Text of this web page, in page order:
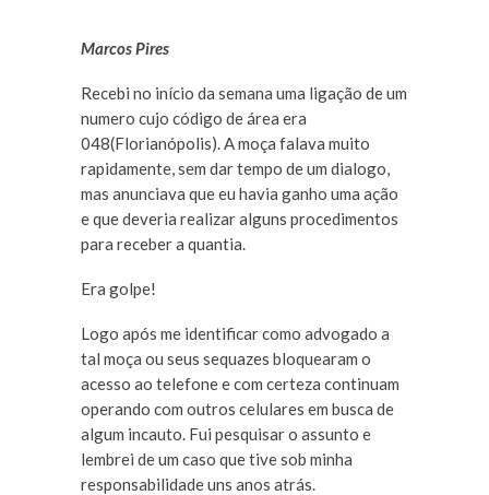
Marcos Pires
Recebi no início da semana uma ligação de um
numero cujo código de área era
048(Florianópolis). A moça falava muito
rapidamente, sem dar tempo de um dialogo,
mas anunciava que eu havia ganho uma ação
e que deveria realizar alguns procedimentos
para receber a quantia.
Era golpe!
Logo após me identificar como advogado a
tal moça ou seus sequazes bloquearam o
acesso ao telefone e com certeza continuam
operando com outros celulares em busca de
algum incauto. Fui pesquisar o assunto e
lembrei de um caso que tive sob minha
responsabilidade uns anos atrás.